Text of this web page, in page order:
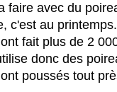
faire avec du
c'est au
fait plus de 2
donc des
poussés tout